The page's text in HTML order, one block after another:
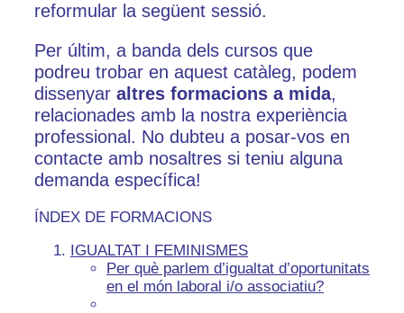
reformular la següent sessió.
Per últim, a banda dels cursos que
podreu trobar en aquest catàleg, podem
dissenyar altres formacions a mida,
relacionades amb la nostra experiència
professional. No dubteu a posar-vos en
contacte amb nosaltres si teniu alguna
demanda específica!
ÍNDEX DE FORMACIONS
IGUALTAT I FEMINISMES
Per què parlem d’igualtat d’oportunitats
en el món laboral i/o associatiu?